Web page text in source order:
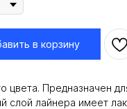
в корзину
цвета. Предназначен
слой лайнера имеет